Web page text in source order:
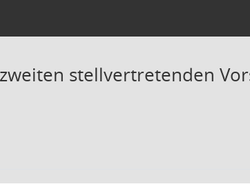
stellvertretenden